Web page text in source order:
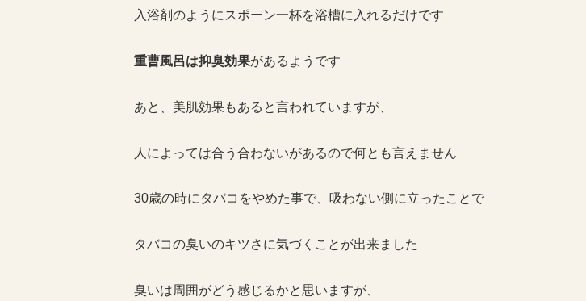
入浴剤のようにスポーン一杯を浴槽に入れるだけです
重曹風呂は抑臭効果があるようです
あと、美肌効果もあると言われていますが、
人によっては合う合わないがあるので何とも言えません
30歳の時にタバコをやめた事で、吸わない側に立ったことで
タバコの臭いのキツさに気づくことが出来ました
臭いは周囲がどう感じるかと思いますが、